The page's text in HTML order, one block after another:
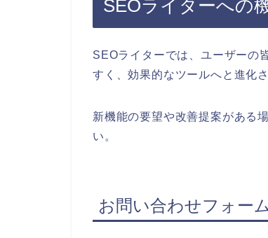
SEOライターへの
SEOライターでは、ユーザーの
すく、効果的なツールへと進化
新機能の要望や改善提案がある
い。
お問い合わせフォー